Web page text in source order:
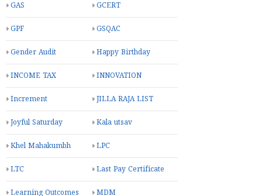
GAS GCERT
GPF GSQAC
Gender Audit Happy Birthday
INCOME TAX INNOVATION
Increment JILLA RAJA LIST
Joyful Saturday Kala utsav
Khel Mahakumbh LPC
LTC Last Pay Certificate
Learning Outcomes MDM